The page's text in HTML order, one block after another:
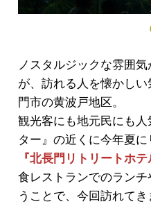
ノスタルジックな雰囲
が、訪れる人を懐かし
門市の黄波戸地区。
観光客にも地元民にも
ター』の近くに今年夏
『北長門リトリートホテ
食レストランでのラン
うことで、今回訪れてき